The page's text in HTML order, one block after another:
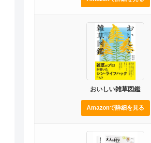
おいしい雑草図鑑
Amazonで詳細を見る